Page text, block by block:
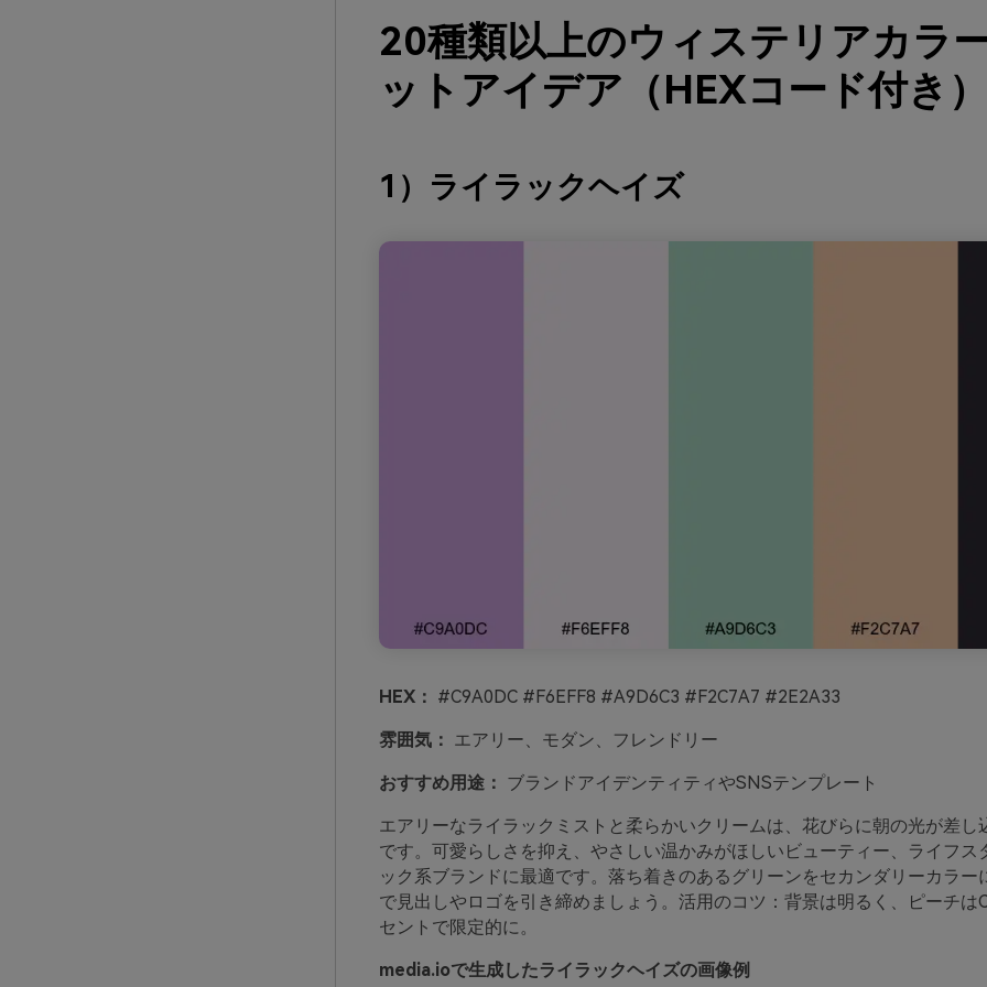
20種類以上のウィステリアカラ
ットアイデア（HEXコード付き）
1）ライラックヘイズ
HEX： #C9A0DC #F6EFF8 #A9D6C3 #F2C7A7 #2E2A33
雰囲気： エアリー、モダン、フレンドリー
おすすめ用途： ブランドアイデンティティやSNSテンプレート
エアリーなライラックミストと柔らかいクリームは、花びらに朝の光が差し
です。可愛らしさを抑え、やさしい温かみがほしいビューティー、ライフス
ック系ブランドに最適です。落ち着きのあるグリーンをセカンダリーカラー
で見出しやロゴを引き締めましょう。活用のコツ：背景は明るく、ピーチは
セントで限定的に。
media.ioで生成したライラックヘイズの画像例